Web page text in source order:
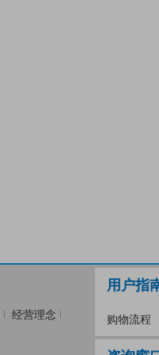
经营理念
用户指
购物流程